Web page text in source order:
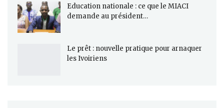
Education nationale : ce que le MIACI
demande au président…
Le prêt : nouvelle pratique pour arnaquer
les Ivoiriens